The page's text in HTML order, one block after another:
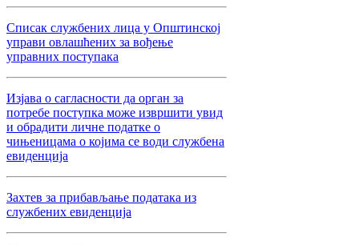
Списак службених лица у Општинској
управи овлашћених за вођење
управних поступака
Изјава о сагласности да орган за
потребе поступка може извршити увид
и обрадити личне податке о
чињеницама о којима се води службена
евиденција
Захтев за прибављање података из
службених евиденција